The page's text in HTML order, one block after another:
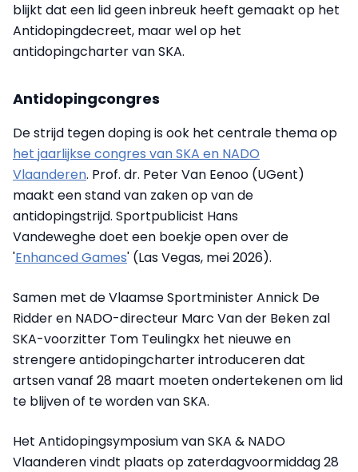
blijkt dat een lid geen inbreuk heeft gemaakt op het
Antidopingdecreet, maar wel op het
antidopingcharter van SKA.
Antidopingcongres
De strijd tegen doping is ook het centrale thema op
het jaarlijkse congres van SKA en NADO
Vlaanderen. Prof. dr. Peter Van Eenoo (UGent)
maakt een stand van zaken op van de
antidopingstrijd. Sportpublicist Hans
Vandeweghe doet een boekje open over de
'Enhanced Games' (Las Vegas, mei 2026).
Samen met de Vlaamse Sportminister Annick De
Ridder en NADO-directeur Marc Van der Beken zal
SKA-voorzitter Tom Teulingkx het nieuwe en
strengere antidopingcharter introduceren dat
artsen vanaf 28 maart moeten ondertekenen om lid
te blijven of te worden van SKA.
Het Antidopingsymposium van SKA & NADO
Vlaanderen vindt plaats op zaterdagvoormiddag 28